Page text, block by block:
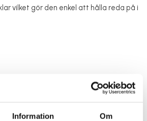
Information Om
vilket gör den enkel att hålla reda på i